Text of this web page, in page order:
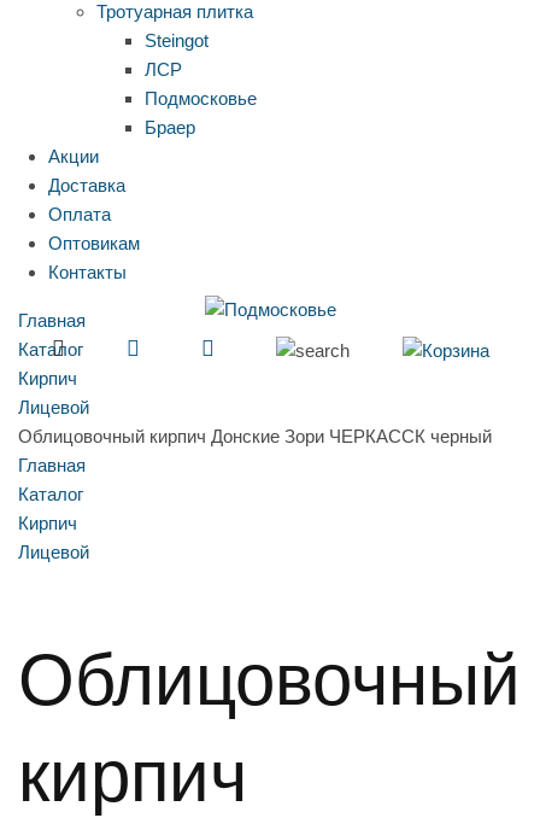
Тротуарная плитка
Steingot
ЛСР
Подмосковье
Браер
Акции
Доставка
Оплата
Оптовикам
Контакты
Главная
Каталог
Кирпич
Лицевой
Облицовочный кирпич Донские Зори ЧЕРКАССК черный
Главная
Каталог
Кирпич
Лицевой
Облицовочный
кирпич